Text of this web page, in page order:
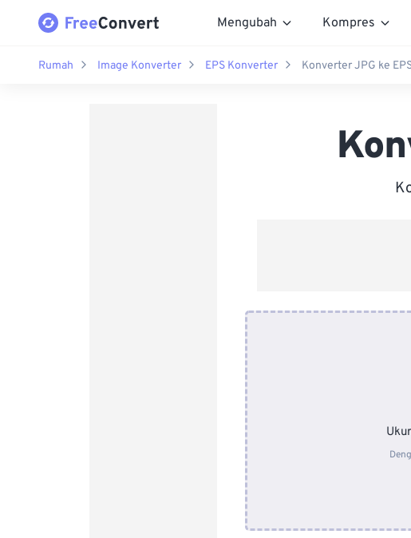
Mengubah Kompres
Rumah Image Konverter EPS Konverter Konverter JPG ke